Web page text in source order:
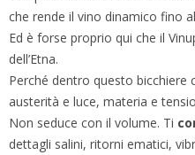
che rende il vino dinamico fino
Ed è forse proprio qui che il
dell’Etna.
Perché dentro questo bicchiere
austerità e luce, materia e
Non seduce con il volume. Ti
dettagli salini, ritorni ematici,